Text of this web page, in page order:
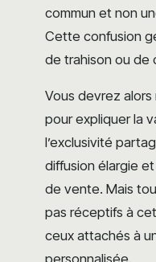
commun et non
Cette confusion
de trahison ou de
Vous devrez
pour expliquer la
l’exclusivité
diffusion élargie
de vente. Mais
pas réceptifs à
ceux attachés à